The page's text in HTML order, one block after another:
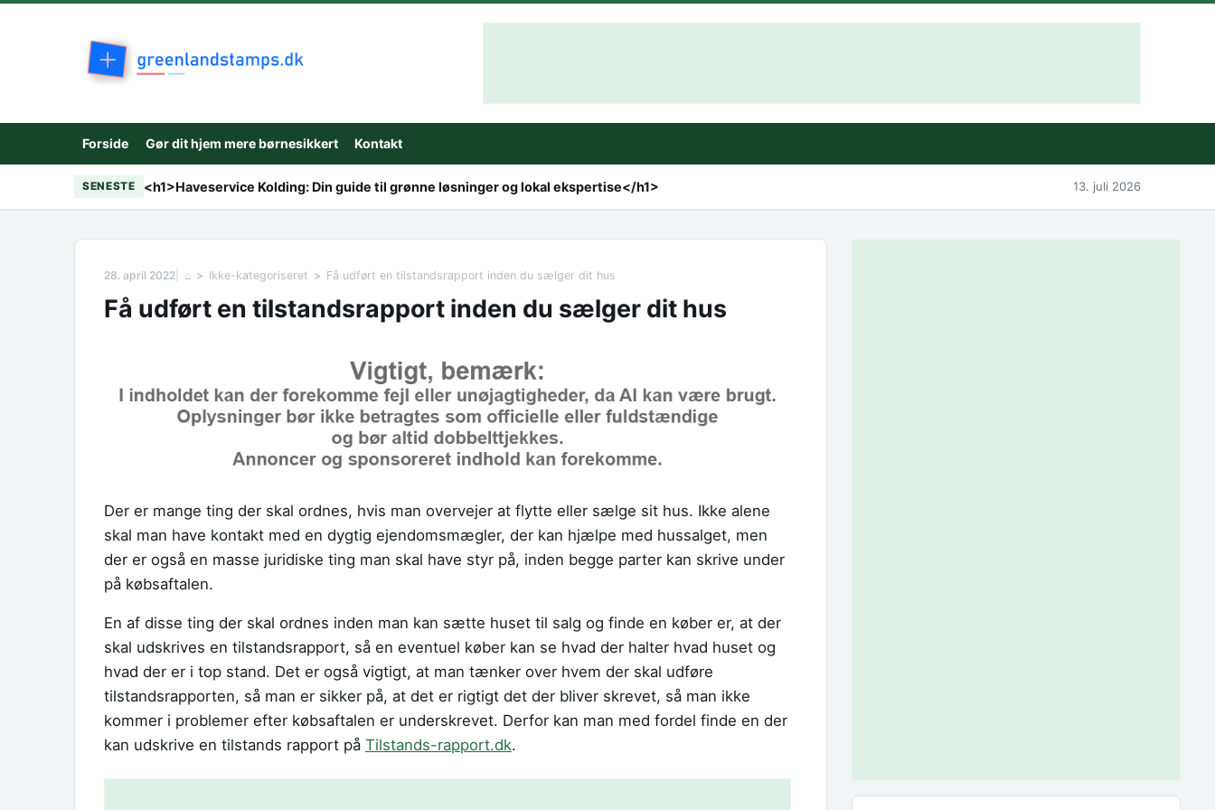
Forside Gør dit hjem mere børnesikkert Kontakt
SENESTE <h1>Haveservice Kolding: Din guide til grønne løsninger og lokal ekspertise</h1> 13. juli 2026
28. april 2022 ⌂ Ikke-kategoriseret Få udført en tilstandsrapport inden du sælger dit hus
Få udført en tilstandsrapport inden du sælger dit hus
Der er mange ting der skal ordnes, hvis man overvejer at flytte eller sælge sit hus. Ikke alene
skal man have kontakt med en dygtig ejendomsmægler, der kan hjælpe med hussalget, men
der er også en masse juridiske ting man skal have styr på, inden begge parter kan skrive under
på købsaftalen.
En af disse ting der skal ordnes inden man kan sætte huset til salg og finde en køber er, at der
skal udskrives en tilstandsrapport, så en eventuel køber kan se hvad der halter hvad huset og
hvad der er i top stand. Det er også vigtigt, at man tænker over hvem der skal udføre
tilstandsrapporten, så man er sikker på, at det er rigtigt det der bliver skrevet, så man ikke
kommer i problemer efter købsaftalen er underskrevet. Derfor kan man med fordel finde en der
kan udskrive en tilstands rapport på Tilstands-rapport.dk.